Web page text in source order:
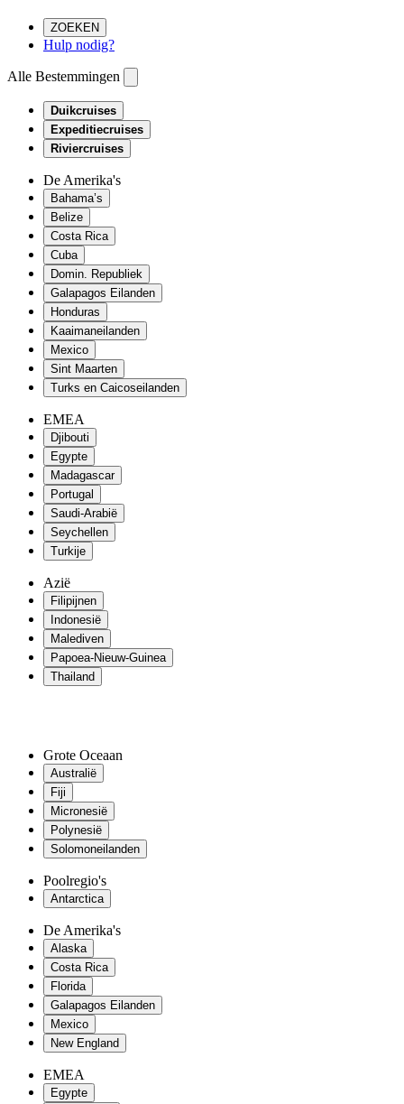
ZOEKEN
Hulp nodig?
Alle Bestemmingen
Duikcruises
Expeditiecruises
Riviercruises
De Amerika's
Bahama’s
Belize
Costa Rica
Cuba
Domin. Republiek
Galapagos Eilanden
Honduras
Kaaimaneilanden
Mexico
Sint Maarten
Turks en Caicoseilanden
EMEA
Djibouti
Egypte
Madagascar
Portugal
Saudi-Arabië
Seychellen
Turkije
Azië
Filipijnen
Indonesië
Malediven
Papoea-Nieuw-Guinea
Thailand
Grote Oceaan
Australië
Fiji
Micronesië
Polynesië
Solomoneilanden
Poolregio's
Antarctica
De Amerika's
Alaska
Costa Rica
Florida
Galapagos Eilanden
Mexico
New England
EMEA
Egypte